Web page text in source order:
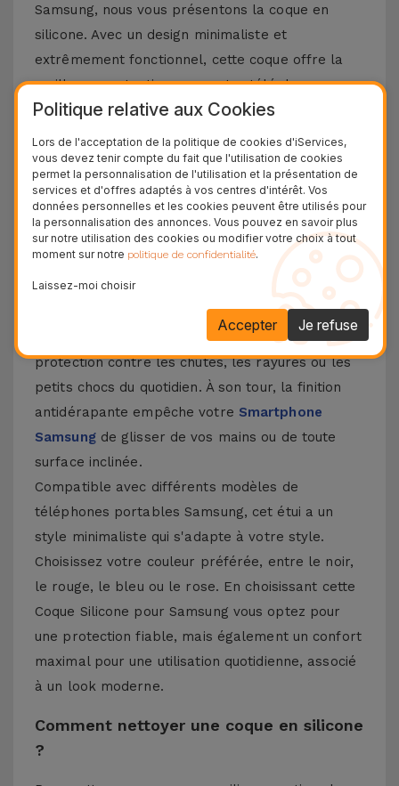
Samsung, nous vous présentons la coque en
silicone. Avec un design minimaliste et
extrêmement fonctionnel, cette coque offre la
meilleure protection pour votre téléphone
portable, combinée à un toucher doux sans
négliger le design et les fonctionnalités
emblématiques de votre téléphone portable
Samsung.
Découvrez les avantages d'une coque en
silicone Samsung
La coque en silicone pour Samsung se distingue
par sa légèreté et sa flexibilité. Fabriqué à partir
de matériaux de haute qualité, vous aurez une
protection contre les chutes, les rayures ou les
petits chocs du quotidien. À son tour, la finition
antidérapante empêche votre Smartphone
Samsungde glisser de vos mains ou de toute
surface inclinée.
Compatible avec différents modèles de
téléphones portables Samsung, cet étui a un
style minimaliste qui s'adapte à votre style.
Choisissez votre couleur préférée, entre le noir,
le rouge, le bleu ou le rose. En choisissant cette
Coque Silicone pour Samsung vous optez pour
une protection fiable, mais également un confort
maximal pour une utilisation quotidienne, associé
à un look moderne.
Comment nettoyer une coque en silicone
?
Politique relative aux Cookies
Lors de l'acceptation de la politique de cookies d'iServices,
vous devez tenir compte du fait que l'utilisation de cookies
permet la personnalisation de l'utilisation et la présentation de
services et d'offres adaptés à vos centres d'intérêt. Vos
données personnelles et les cookies peuvent être utilisés pour
la personnalisation des annonces. Vous pouvez en savoir plus
sur notre utilisation des cookies ou modifier votre choix à tout
moment sur notre politique de confidentialité.
Laissez-moi choisir
Je refuse
Accepter